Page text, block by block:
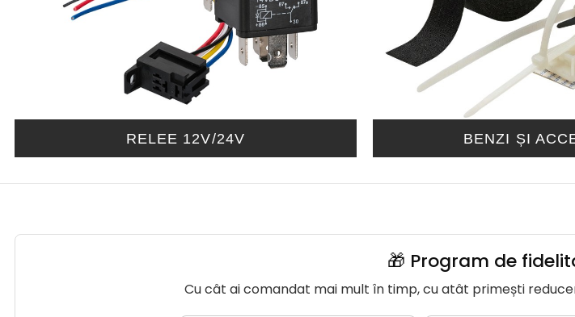
RELEE 12V/24V BENZI ȘI
🎁 Program de
Cu cât ai comandat mai mult în timp, cu atât primești